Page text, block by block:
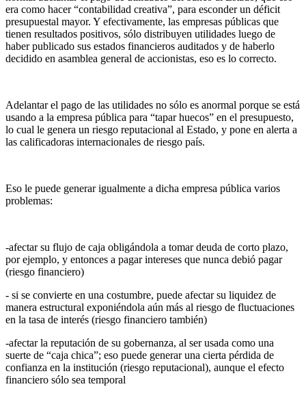
era como hacer “contabilidad creativa”, para esconder un déficit
presupuestal mayor. Y efectivamente, las empresas públicas que
tienen resultados positivos, sólo distribuyen utilidades luego de
haber publicado sus estados financieros auditados y de haberlo
decidido en asamblea general de accionistas, eso es lo correcto.
Adelantar el pago de las utilidades no sólo es anormal porque se está
usando a la empresa pública para “tapar huecos” en el presupuesto,
lo cual le genera un riesgo reputacional al Estado, y pone en alerta a
las calificadoras internacionales de riesgo país.
Eso le puede generar igualmente a dicha empresa pública varios
problemas:
-afectar su flujo de caja obligándola a tomar deuda de corto plazo,
por ejemplo, y entonces a pagar intereses que nunca debió pagar
(riesgo financiero)
- si se convierte en una costumbre, puede afectar su liquidez de
manera estructural exponiéndola aún más al riesgo de fluctuaciones
en la tasa de interés (riesgo financiero también)
-afectar la reputación de su gobernanza, al ser usada como una
suerte de “caja chica”; eso puede generar una cierta pérdida de
confianza en la institución (riesgo reputacional), aunque el efecto
financiero sólo sea temporal